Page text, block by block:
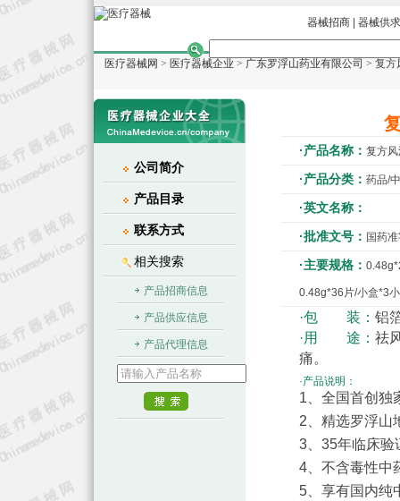
器械招商 器械供求
医疗器械网 > 医疗器械企业 > 广东罗浮山药业有限公司 > 复方
·产品名称： 复方
·产品分类： 药品/
·英文名称：
·批准文号： 国药
·主要规格：
0.48g*36片/小盒*3
·包 装： 铝
·用 途： 祛
痛。
·产品说明：
1、全国首创独
2、精选罗浮山
3、35年临床验
4、不含毒性中
5、享有国内纯
公司简介
产品目录
联系方式
相关搜索
产品招商信息
产品供应信息
产品代理信息